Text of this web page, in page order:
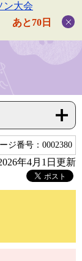
ン大会
あと70日
ジ番号：0002380
年4月1日更新